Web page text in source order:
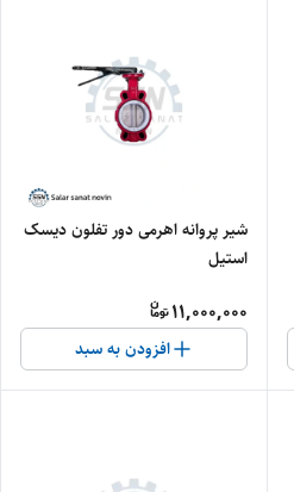
شیر پروانه اهرمی دور تفلون دیسک
استیل
11,000,000
افزودن به سبد